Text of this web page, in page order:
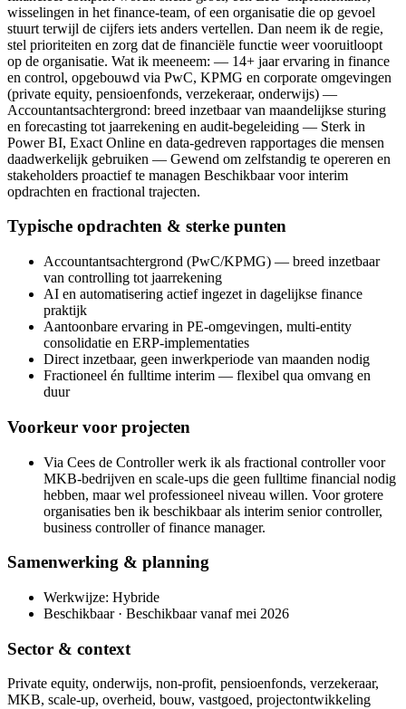
wisselingen in het finance-team, of een organisatie die op gevoel
stuurt terwijl de cijfers iets anders vertellen. Dan neem ik de regie,
stel prioriteiten en zorg dat de financiële functie weer vooruitloopt
op de organisatie. Wat ik meeneem: — 14+ jaar ervaring in finance
en control, opgebouwd via PwC, KPMG en corporate omgevingen
(private equity, pensioenfonds, verzekeraar, onderwijs) —
Accountantsachtergrond: breed inzetbaar van maandelijkse sturing
en forecasting tot jaarrekening en audit-begeleiding — Sterk in
Power BI, Exact Online en data-gedreven rapportages die mensen
daadwerkelijk gebruiken — Gewend om zelfstandig te opereren en
stakeholders proactief te managen Beschikbaar voor interim
opdrachten en fractional trajecten.
Typische opdrachten & sterke punten
Accountantsachtergrond (PwC/KPMG) — breed inzetbaar
van controlling tot jaarrekening
AI en automatisering actief ingezet in dagelijkse finance
praktijk
Aantoonbare ervaring in PE-omgevingen, multi-entity
consolidatie en ERP-implementaties
Direct inzetbaar, geen inwerkperiode van maanden nodig
Fractioneel én fulltime interim — flexibel qua omvang en
duur
Voorkeur voor projecten
Via Cees de Controller werk ik als fractional controller voor
MKB-bedrijven en scale-ups die geen fulltime financial nodig
hebben, maar wel professioneel niveau willen. Voor grotere
organisaties ben ik beschikbaar als interim senior controller,
business controller of finance manager.
Samenwerking & planning
Werkwijze: Hybride
Beschikbaar · Beschikbaar vanaf mei 2026
Sector & context
Private equity, onderwijs, non-profit, pensioenfonds, verzekeraar,
MKB, scale-up, overheid, bouw, vastgoed, projectontwikkeling